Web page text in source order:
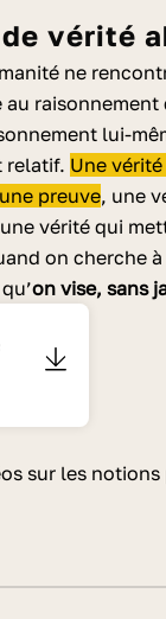
de vérité
ne
raisonnement
lui-
relatif. Une
preuve, une
vérité qui
on cherche
on vise, sans
sur les